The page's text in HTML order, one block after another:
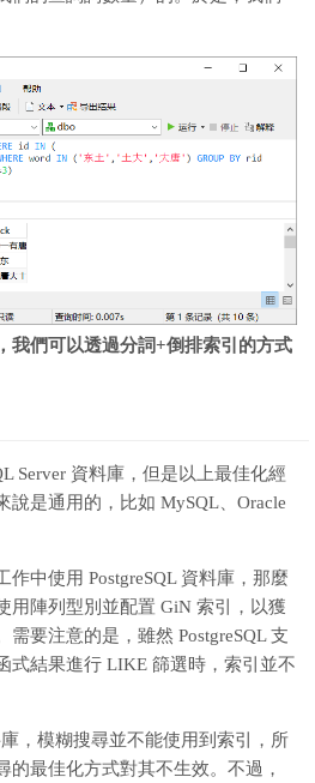
我們可以透過分詞+倒排索引的方式
Server 資料庫，但是以上最佳化經
說是通用的，比如 MySQL、Oracle
中使用 PostgreSQL 資料庫，那麼
用陣列型別並配置 GiN 索引，以獲
要注意的是，雖然 PostgreSQL 支
式結果進行 LIKE 篩選時，索引並不
，模糊搜尋並不能使用到索引，所
的最佳化方式對其不生效。不過，